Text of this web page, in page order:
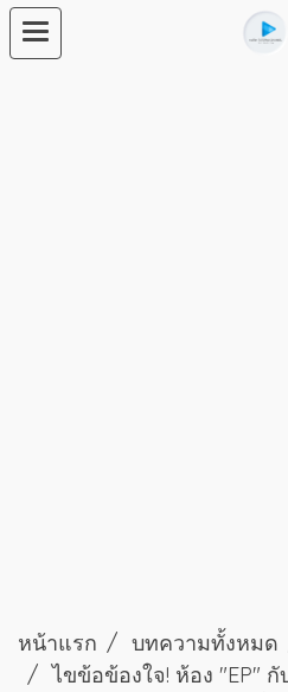
หน้าแรก บทความทั้งหมด
ไขข้อข้องใจ! ห้อง "EP" กั